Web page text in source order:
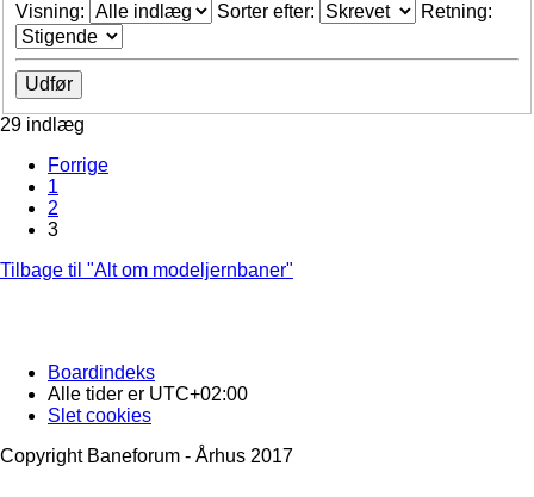
Visning: Sorter efter: Retning:
29 indlæg
Forrige
1
2
3
Tilbage til "Alt om modeljernbaner"
Boardindeks
Alle tider er UTC+02:00
Slet cookies
Copyright Baneforum - Århus 2017